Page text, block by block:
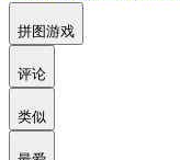
拼图游戏
评论
类似